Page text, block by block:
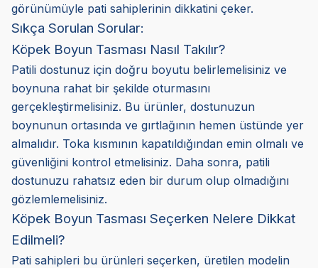
görünümüyle pati sahiplerinin dikkatini çeker.
Sıkça Sorulan Sorular:
Köpek Boyun Tasması Nasıl Takılır?
Patili dostunuz için doğru boyutu belirlemelisiniz ve
boynuna rahat bir şekilde oturmasını
gerçekleştirmelisiniz. Bu ürünler, dostunuzun
boynunun ortasında ve gırtlağının hemen üstünde yer
almalıdır. Toka kısmının kapatıldığından emin olmalı ve
güvenliğini kontrol etmelisiniz. Daha sonra, patili
dostunuzu rahatsız eden bir durum olup olmadığını
gözlemlemelisiniz.
Köpek Boyun Tasması Seçerken Nelere Dikkat
Edilmeli?
Pati sahipleri bu ürünleri seçerken, üretilen modelin